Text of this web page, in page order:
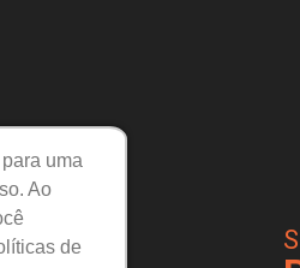
uma
Ao
de